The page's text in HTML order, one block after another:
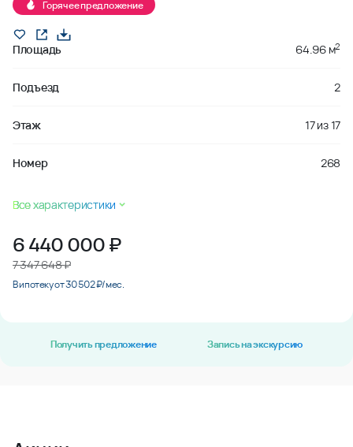
Горячее предложение
Площадь 64.96 м2
Подъезд 2
Этаж 17из17
Номер 268
Все характеристики
6 440 000₽
7 347 648 ₽
В ипотеку от 30 502 ₽/мес.
Получить предложение Запись на экскурсию